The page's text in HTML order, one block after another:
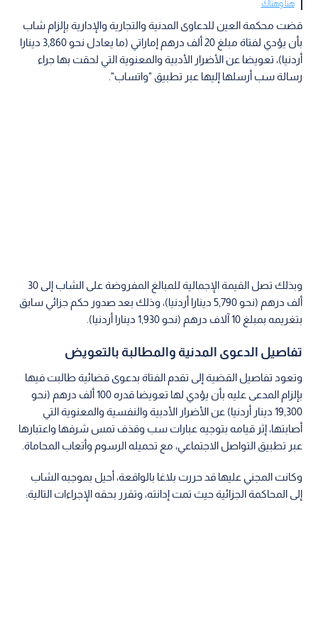
هنا وهناك
قضت محكمة العين للدعاوى المدنية والتجارية والإدارية بإلزام شاب
بأن يؤدي لفتاة مبلغ 20 ألف درهم إماراتي (ما يعادل نحو 3,860 دينارا
أردنيا)، تعويضا عن الأضرار الأدبية والمعنوية التي لحقت بها جراء
رسالة سب أرسلها إليها عبر تطبيق "واتساب".
وبذلك تصل القيمة الإجمالية للمبالغ المفروضة على الشاب إلى 30
ألف درهم (نحو 5,790 دينارا أردنيا)، وذلك بعد صدور حكم جزائي سابق
بتغريمه بمبلغ 10 آلاف درهم (نحو 1,930 دينارا أردنيا).
تفاصيل الدعوى المدنية والمطالبة بالتعويض
وتعود تفاصيل القضية إلى تقدم الفتاة بدعوى قضائية طالبت فيها
بإلزام المدعى عليه بأن يؤدي لها تعويضا قدره 100 ألف درهم (نحو
19,300 دينار أردنيا) عن الأضرار الأدبية والنفسية والمعنوية التي
أصابتها، إثر قيامه بتوجيه عبارات سب وقذف تمس شرفها واعتبارها
عبر تطبيق التواصل الاجتماعي، مع تحميله الرسوم وأتعاب المحاماة.
وكانت المجني عليها قد حررت بلاغا بالواقعة، أحيل بموجبه الشاب
إلى المحاكمة الجزائية حيث تمت إدانته، وتقرر بحقه الإجراءات التالية: